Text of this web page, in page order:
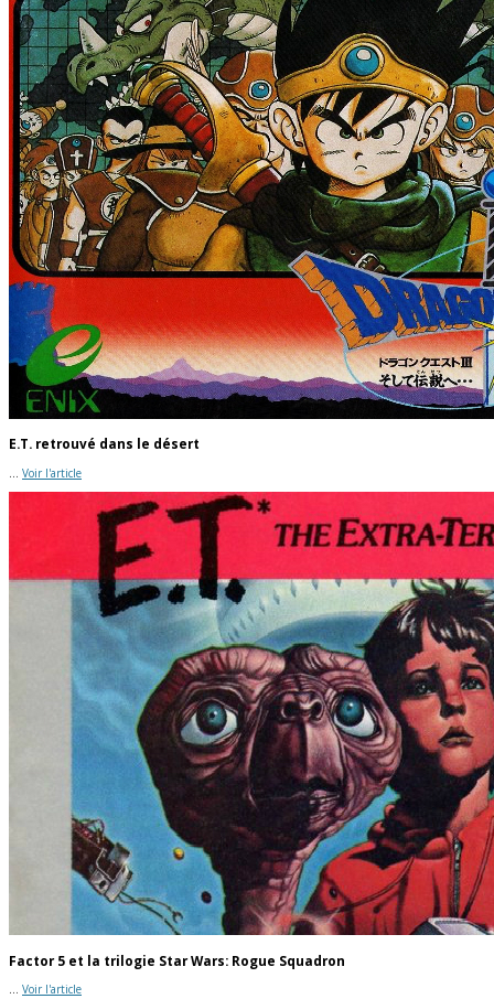
E.T. retrouvé dans le désert
... Voir l'article
Factor 5 et la trilogie Star Wars: Rogue Squadron
... Voir l'article